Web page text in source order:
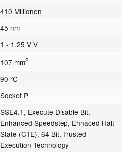
410 Millionen
45 nm
1 - 1.25 V V
107 mm2
90 °C
Socket P
SSE4.1, Execute Disable Bit,
Enhanced Speedstep, Ehnaced Halt
State (C1E), 64 Bit, Trusted
Execution Technology